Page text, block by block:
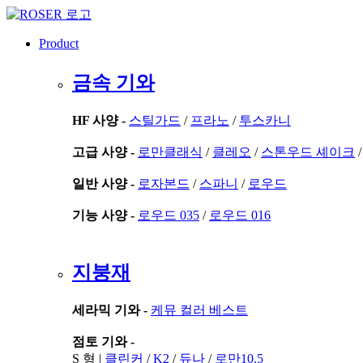
콘
Product
금속 기와
HF 사양 - 스틸가드 / 프라노 / 투스카니
고급 사양 - 로만클래식 / 클레오 / 스톤우드 셰이크 /
일반 사양 - 로자본드 / 스파니 / 로우드
기능 사양 - 로우드 035 / 로우드 016
지붕재
세라믹 기와 - 케뮤 컬러 베스트
점토 기와 -
S 형 | 클린커 /K2 / 듀나 / 로만10.5